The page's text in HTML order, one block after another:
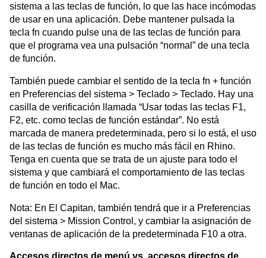
sistema a las teclas de función, lo que las hace incómodas
de usar en una aplicación. Debe mantener pulsada la
tecla fn cuando pulse una de las teclas de función para
que el programa vea una pulsación “normal” de una tecla
de función.
También puede cambiar el sentido de la tecla fn + función
en Preferencias del sistema > Teclado > Teclado. Hay una
casilla de verificación llamada “Usar todas las teclas F1,
F2, etc. como teclas de función estándar”. No está
marcada de manera predeterminada, pero si lo está, el uso
de las teclas de función es mucho más fácil en Rhino.
Tenga en cuenta que se trata de un ajuste para todo el
sistema y que cambiará el comportamiento de las teclas
de función en todo el Mac.
Nota: En El Capitan, también tendrá que ir a Preferencias
del sistema > Mission Control, y cambiar la asignación de
ventanas de aplicación de la predeterminada F10 a otra.
Accesos directos de menú vs. accesos directos de